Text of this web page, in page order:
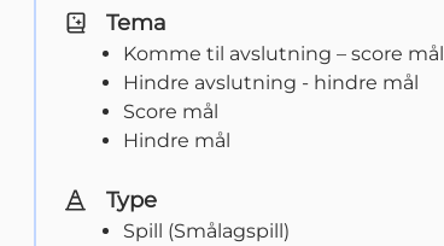
Tema
Komme til avslutning – score mål
Hindre avslutning - hindre mål
Score mål
Hindre mål
Type
Spill (Smålagspill)